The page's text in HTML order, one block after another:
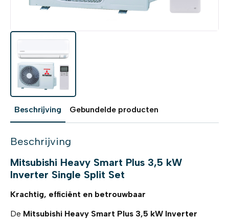
Beschrijving Gebundelde producten
Beschrijving
Mitsubishi Heavy Smart Plus 3,5 kW
Inverter Single Split Set
Krachtig, efficiënt en betrouwbaar
De Mitsubishi Heavy Smart Plus 3,5 kW Inverter